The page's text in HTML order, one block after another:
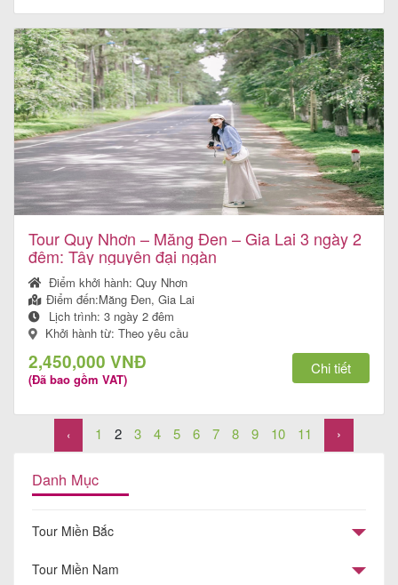
Tour Quy Nhơn – Măng Đen – Gia Lai 3 ngày 2
đêm: Tây nguyên đại ngàn
Điểm khởi hành:Quy Nhơn
Điểm đến:Măng Đen, Gia Lai
Lịch trình:3 ngày 2 đêm
Khởi hành từ: Theo yêu cầu
2,450,000 VNĐ
(Đã bao gồm VAT)
Chi tiết
‹ 1 2 3 4 5 6 7 8 9 10 11 ›
Danh Mục
Tour Miền Bắc
Tour Miền Nam